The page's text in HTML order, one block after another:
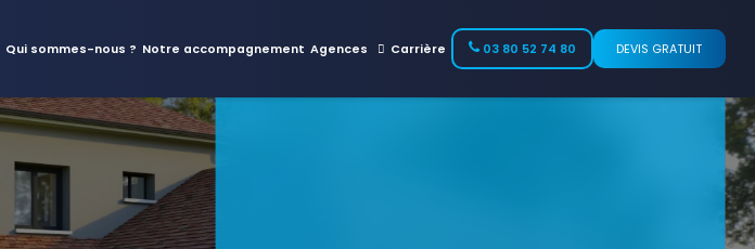
Qui sommes-nous ? Notre accompagnement Agences Carrière 03 80 52 74 80 DEVIS GRATUIT